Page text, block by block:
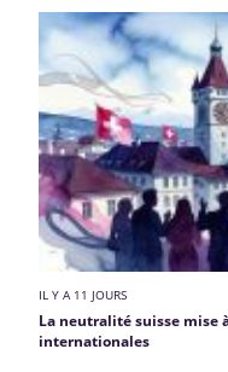
IL Y A 11 JOURS
La neutralité suisse mise
internationales